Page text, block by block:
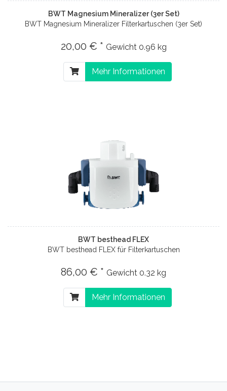
BWT Magnesium Mineralizer (3er Set)
BWT Magnesium Mineralizer Filterkartuschen (3er Set)
20,00 € * Gewicht 0.96 kg
Mehr Informationen
BWT besthead FLEX
BWT besthead FLEX für Filterkartuschen
86,00 € * Gewicht 0.32 kg
Mehr Informationen